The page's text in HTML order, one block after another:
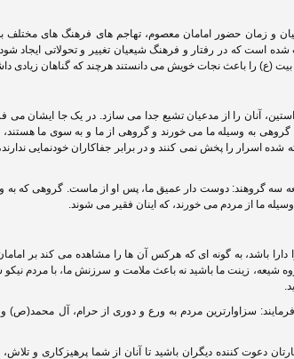
و زمان حضور امامان معصوم، تهاجم های فرهنگ های مختلف
است که در رفتار و فرهنگ شیعیان تغییر و تحولاتی ایجاد شود،
(ع) را باعث نجات خویش می دانستند هرچند که گناهان زیادی
آنان را از مدعیان تشیع جدا می سازد. در یک جا ایشان می
گروهی به وسیله ما می خورند و گروهی از ما و به سوی ما
شده اسرار را پخش نمی کنند و در برابر جفاکاران خودنمایی ندارند،
سه گروهند: دوست دار عمیق ما، پس او از ماست. گروهی که به
ما از مردم می خورند، که اینان فقیر می شوند.
دارا باشد، به گونه ای که هرکس آن ها را مشاهده می کند بر
شیعه، زینت ما باشید نه باعث ملامت و سرزنش ما، با مردم نیکو
سزاوارترین مردم به ورع و دوری از حرام، آل محمد(ص) و
دعوت کننده دیگران باشید تا آنان از شما پرهیزکاری و تلاش،